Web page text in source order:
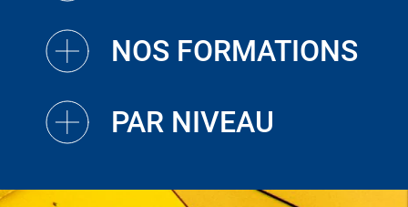
NOS FORMATIONS
PAR NIVEAU